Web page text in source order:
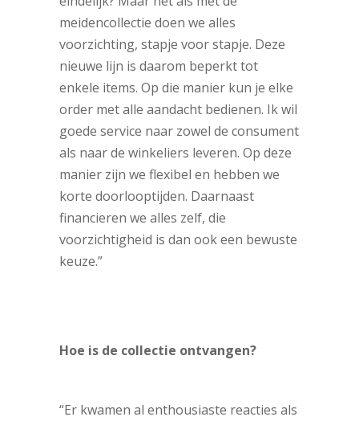
meidencollectie doen we alles
voorzichting, stapje voor stapje. Deze
nieuwe lijn is daarom beperkt tot
enkele items. Op die manier kun je elke
order met alle aandacht bedienen. Ik wil
goede service naar zowel de consument
als naar de winkeliers leveren. Op deze
manier zijn we flexibel en hebben we
korte doorlooptijden. Daarnaast
financieren we alles zelf, die
voorzichtigheid is dan ook een bewuste
keuze.”
Hoe is de collectie ontvangen?
“Er kwamen al enthousiaste reacties als